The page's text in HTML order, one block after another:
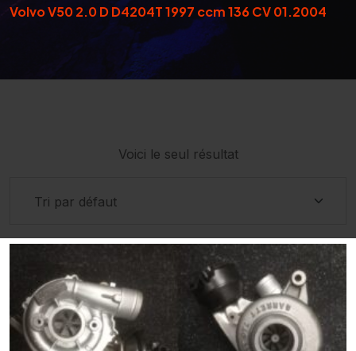
Volvo V50 2.0 D D4204T 1997 ccm 136 CV 01.2004
Voici le seul résultat